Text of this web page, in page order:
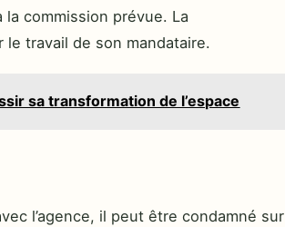
commission prévue. La
travail de son mandataire.
sa transformation de l’espace
l’agence, il peut être condamné sur